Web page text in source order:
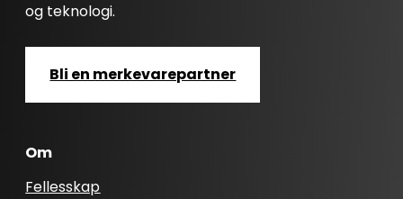
og teknologi.
Bli en merkevarepartner
Om
Fellesskap